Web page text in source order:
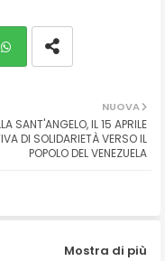
NUOVA
SANT'ANGELO, IL 15 APRILE
DI SOLIDARIETÀ VERSO IL
POPOLO DEL VENEZUELA
Mostra di più